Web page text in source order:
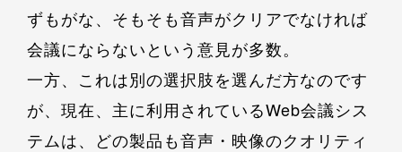
ずもがな、そもそも音声がクリアでなければ
会議にならないという意見が多数。
一方、これは別の選択肢を選んだ方なのです
が、現在、主に利用されているWeb会議シス
テムは、どの製品も音声・映像のクオリティ